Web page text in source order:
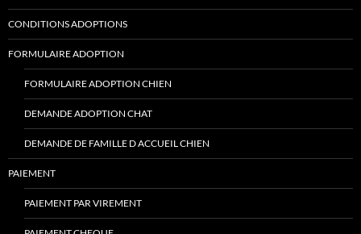
CONDITIONS ADOPTIONS
FORMULAIRE ADOPTION
FORMULAIRE ADOPTION CHIEN
DEMANDE ADOPTION CHAT
DEMANDE DE FAMILLE D ACCUEIL CHIEN
PAIEMENT
PAIEMENT PAR VIREMENT